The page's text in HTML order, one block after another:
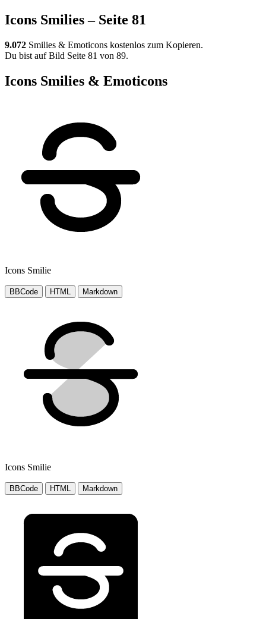
Icons Smilies – Seite 81
9.072 Smilies & Emoticons kostenlos zum Kopieren.
Du bist auf Bild Seite 81 von 89.
Icons Smilies & Emoticons
Icons Smilie
BBCode HTML Markdown
Icons Smilie
BBCode HTML Markdown